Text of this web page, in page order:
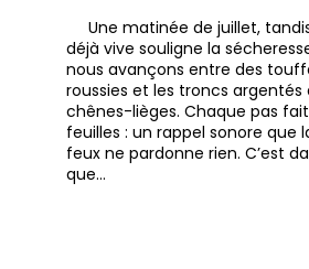
Une matinée de juillet,
déjà vive souligne la
nous avançons entre des
roussies et les troncs argentés
chênes-lièges. Chaque pas
feuilles : un rappel sonore que
feux ne pardonne rien. C’est
que…